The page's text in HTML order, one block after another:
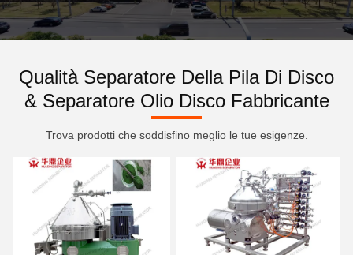
Qualità Separatore Della Pila Di Disco
& Separatore Olio Disco Fabbricante
Trova prodotti che soddisfino meglio le tue esigenze.